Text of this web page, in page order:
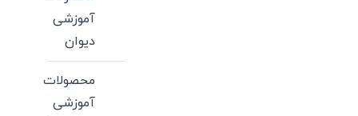
آموزشی
دیوان
محصولات
آموزشی